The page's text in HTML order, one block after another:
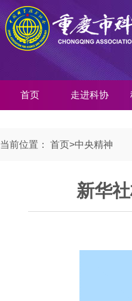
首页 走进科协
当前位置： 首页>中央精神
新华